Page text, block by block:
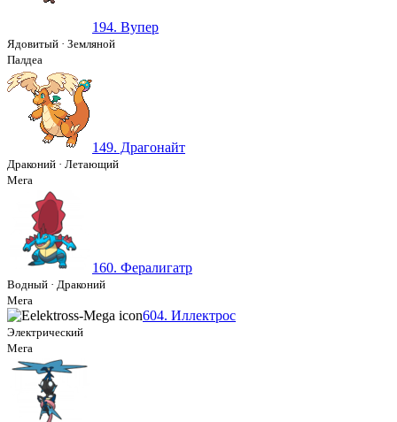
194. Вупер
Ядовитый · Земляной
Палдеа
149. Драгонайт
Драконий · Летающий
Мега
160. Фералигатр
Водный · Драконий
Мега
604. Иллектрос
Электрический
Мега